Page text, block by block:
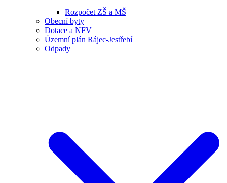
Rozpočet ZŠ a MŠ
Obecní byty
Dotace a NFV
Územní plán Rájec-Jestřebí
Odpady